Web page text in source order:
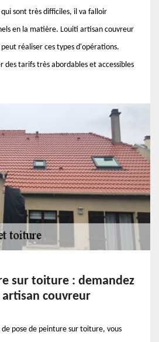
sont très difficiles, il va falloir
en la matière. Louiti artisan couvreur
réaliser ces types d'opérations.
des tarifs très abordables et accessibles
sur toiture : demandez
artisan couvreur
de pose de peinture sur toiture, vous